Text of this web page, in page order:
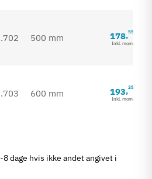
500 mm 178,55
Inkl. moms
600 mm 193,25
Inkl. moms
dage hvis ikke andet angivet i